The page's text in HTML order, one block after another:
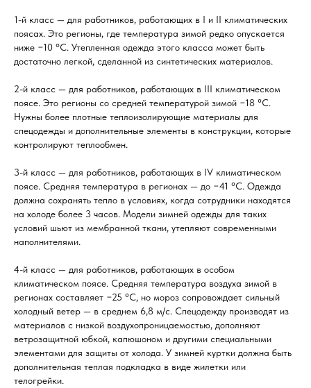
1-й класс — для работников, работающих в I и II климатических
поясах. Это регионы, где температура зимой редко опускается
ниже −10 °С. Утепленная одежда этого класса может быть
достаточно легкой, сделанной из синтетических материалов.
2-й класс — для работников, работающих в III климатическом
поясе. Это регионы со средней температурой зимой −18 °С.
Нужны более плотные теплоизолирующие материалы для
спецодежды и дополнительные элементы в конструкции, которые
контролируют теплообмен.
3-й класс — для работников, работающих в IV климатическом
поясе. Средняя температура в регионах — до −41 °С. Одежда
должна сохранять тепло в условиях, когда сотрудники находятся
на холоде более 3 часов. Модели зимней одежды для таких
условий шьют из мембранной ткани, утепляют современными
наполнителями.
4-й класс — для работников, работающих в особом
климатическом поясе. Средняя температура воздуха зимой в
регионах составляет −25 °С, но мороз сопровождает сильный
холодный ветер — в среднем 6,8 м/с. Спецодежду производят из
материалов с низкой воздухопроницаемостью, дополняют
ветрозащитной юбкой, капюшоном и другими специальными
элементами для защиты от холода. У зимней куртки должна быть
дополнительная теплая подкладка в виде жилетки или
телогрейки.